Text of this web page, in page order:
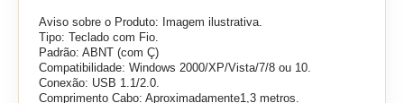
Aviso sobre o Produto: Imagem ilustrativa.
Tipo: Teclado com Fio.
Padrão: ABNT (com Ç)
Compatibilidade: Windows 2000/XP/Vista/7/8 ou 10.
Conexão: USB 1.1/2.0.
Comprimento Cabo: Aproximadamente1,3 metros.